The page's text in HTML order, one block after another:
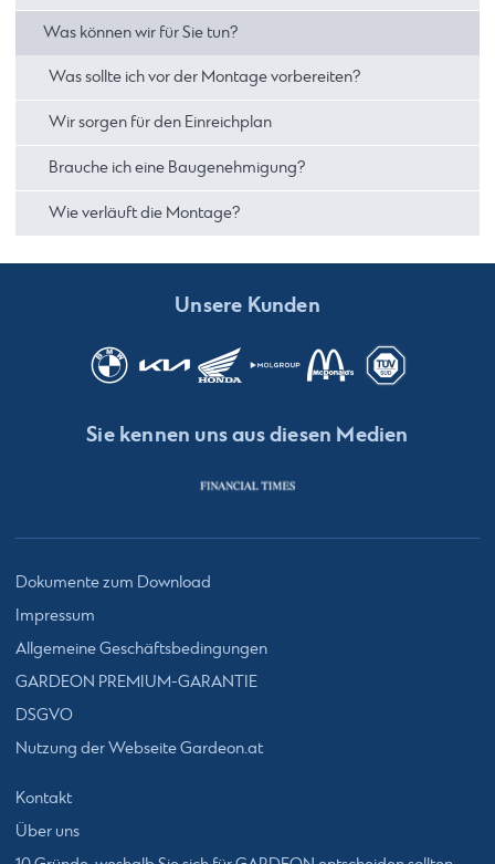
Was können wir für Sie tun?
Was sollte ich vor der Montage vorbereiten?
Wir sorgen für den Einreichplan
Brauche ich eine Baugenehmigung?
Wie verläuft die Montage?
Unsere Kunden
Sie kennen uns aus diesen Medien
Dokumente zum Download
Impressum
Allgemeine Geschäftsbedingungen
GARDEON PREMIUM-GARANTIE
DSGVO
Nutzung der Webseite Gardeon.at
Kontakt
Über uns